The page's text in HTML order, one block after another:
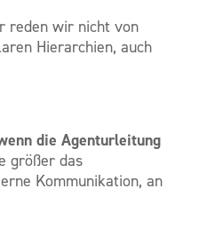
reden wir nicht von
Hierarchien, auch
die Agenturleitung
größer das
Kommunikation, an